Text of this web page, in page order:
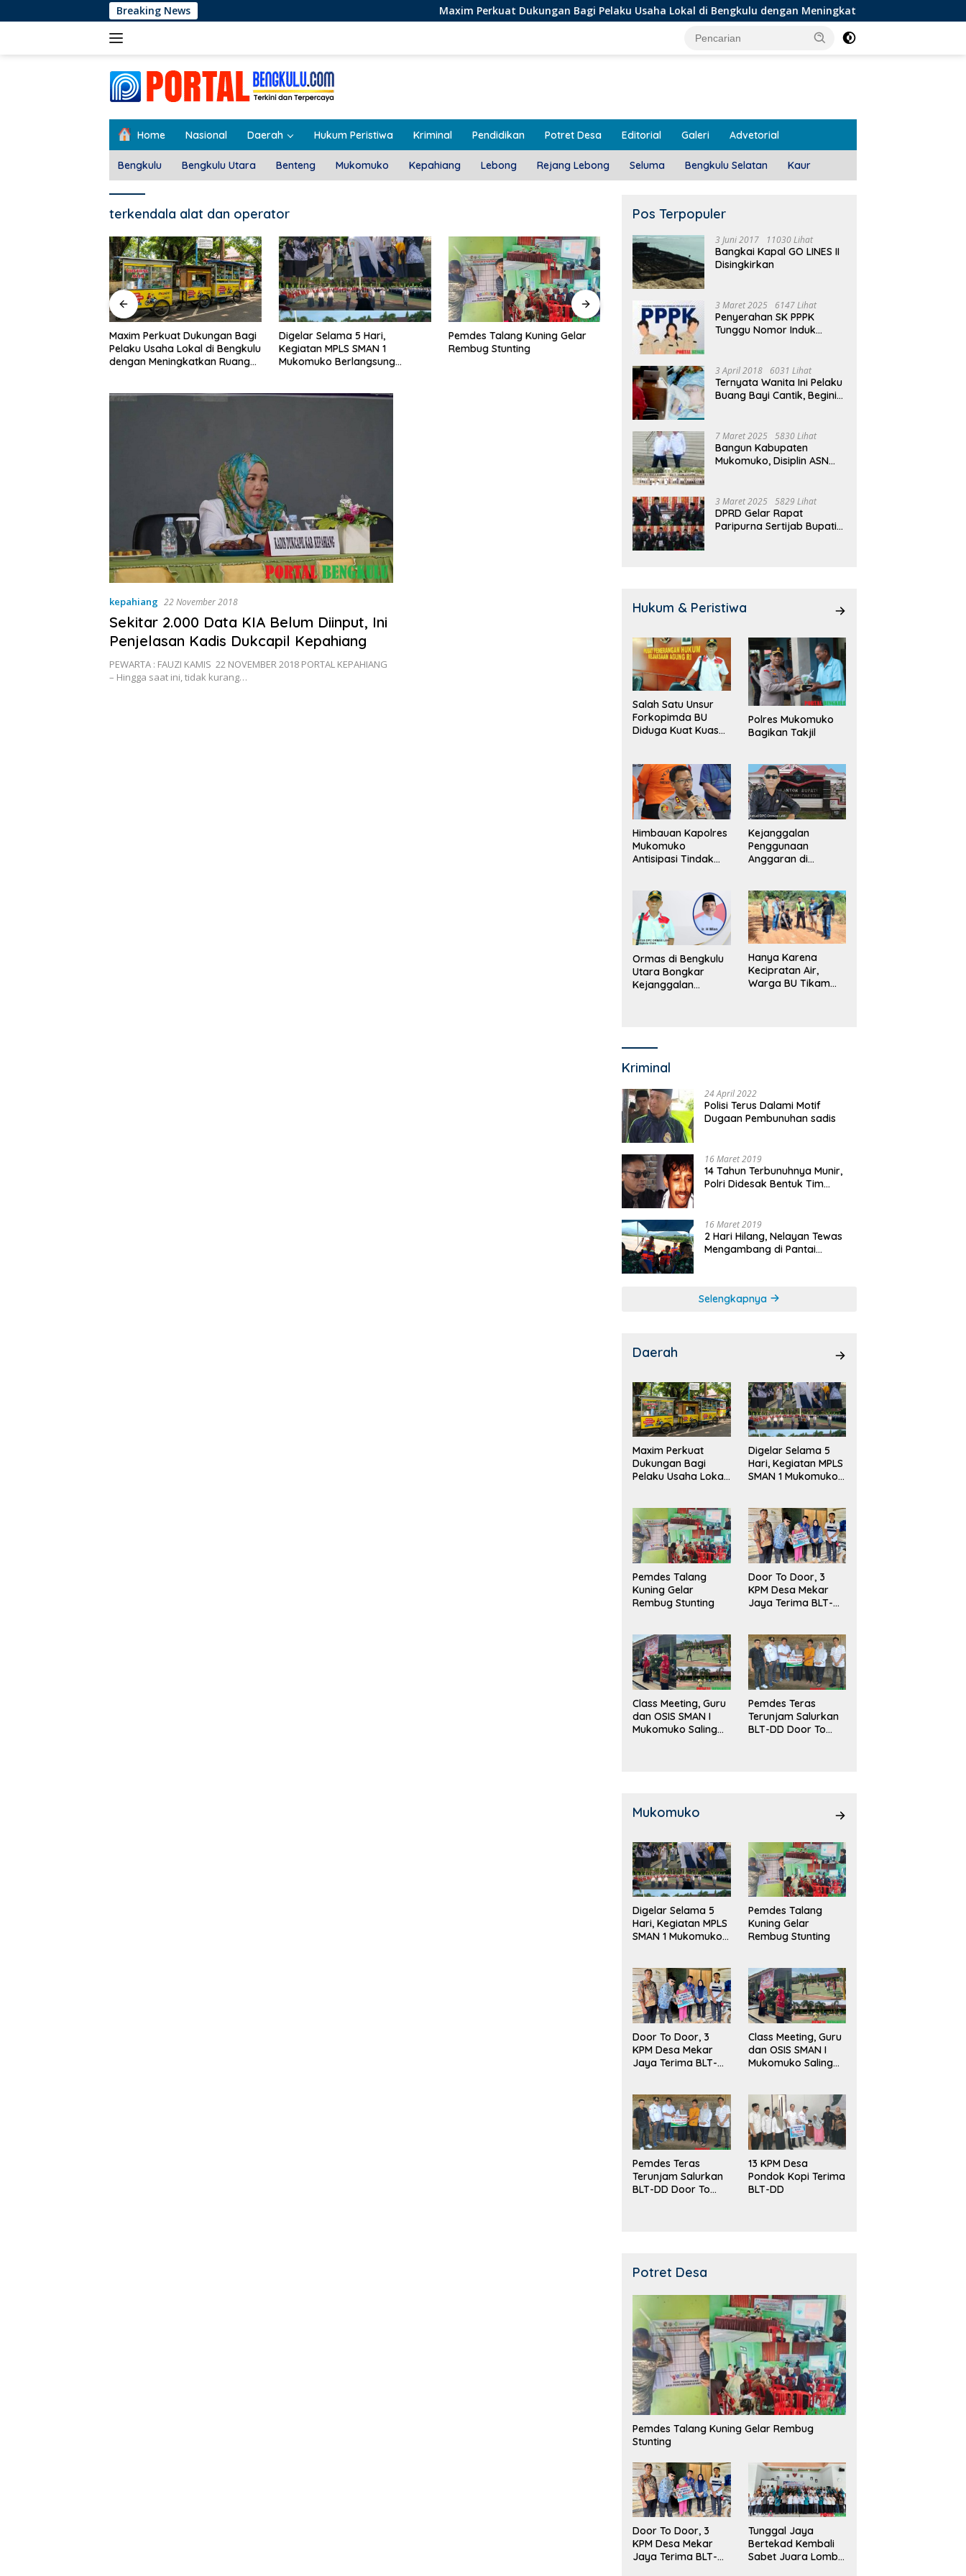
ke
Breaking News Maxim Perkuat Dukungan Bagi Pelaku Usaha Lokal di Bengkulu dengan Meningkatkan Ruang Publik dan Kebersihan Pasar
Home Nasional Daerah Hukum Peristiwa Kriminal Pendidikan Potret Desa Editorial Galeri Advetorial
Bengkulu Bengkulu Utara Benteng Mukomuko Kepahiang Lebong Rejang Lebong Seluma Bengkulu Selatan Kaur
terkendala alat dan operator
Digelar Selama 5 Hari,
Kegiatan MPLS SMAN 1
Mukomuko Berlangsung
Pemdes Talang Kuning Gelar
Rembug Stunting
Door To Door, 3 KPM Desa
Mekar Jaya Terima BLT-DD!
Class Meeting, Guru dan OSIS
SMAN I Mukomuko Saling
Pemdes Teras Terunjam
kepahiang 22 November 2018
Sekitar 2.000 Data KIA Belum Diinput, Ini
Penjelasan Kadis Dukcapil Kepahiang
PEWARTA : FAUZI KAMIS 22 NOVEMBER 2018 PORTAL KEPAHIANG
– Hingga saat ini, tidak kurang…
Pos Terpopuler
3 Juni 2017 11030 Lihat
Bangkai Kapal GO LINES II
Disingkirkan
3 Maret 2025 6147 Lihat
Penyerahan SK PPPK
Tunggu Nomor Induk
3 April 2018 6031 Lihat
Ternyata Wanita Ini Pelaku
Buang Bayi Cantik, Begini
7 Maret 2025 5830 Lihat
Bangun Kabupaten
Mukomuko, Disiplin ASN
3 Maret 2025 5829 Lihat
DPRD Gelar Rapat
Paripurna Sertijab Bupati
Hukum & Peristiwa
Salah Satu Unsur
Forkopimda BU
Diduga Kuat Kuasai
Laki Lapor
Kejagung
Polres Mukomuko
Bagikan Takjil
Himbauan Kapolres
Mukomuko
Antisipasi Tindak
Orang
Kejanggalan
Penggunaan
Anggaran di
Bakal Dibongkar
Ormas di Bengkulu
Utara Bongkar
Kejanggalan
Hanya Karena
Kecipratan Air,
Warga BU Tikam
Kriminal
24 April 2022
Polisi Terus Dalami Motif
Dugaan Pembunuhan sadis
16 Maret 2019
14 Tahun Terbunuhnya Munir,
Polri Didesak Bentuk Tim
16 Maret 2019
2 Hari Hilang, Nelayan Tewas
Mengambang di Pantai
Selengkapnya
Daerah
Maxim Perkuat
Dukungan Bagi
Pelaku Usaha Lokal
Ruang Publik dan
Kebersihan Pasar
Digelar Selama 5
Hari, Kegiatan MPLS
SMAN 1 Mukomuko
Pemdes Talang
Kuning Gelar
Rembug Stunting
Door To Door, 3
KPM Desa Mekar
Jaya Terima BLT-
Class Meeting, Guru
dan OSIS SMAN I
Mukomuko Saling
Pemdes Teras
Terunjam Salurkan
BLT-DD Door To
Mukomuko
Digelar Selama 5
Hari, Kegiatan MPLS
SMAN 1 Mukomuko
Pemdes Talang
Kuning Gelar
Rembug Stunting
Door To Door, 3
KPM Desa Mekar
Jaya Terima BLT-
Class Meeting, Guru
dan OSIS SMAN I
Mukomuko Saling
Pemdes Teras
Terunjam Salurkan
BLT-DD Door To
13 KPM Desa
Pondok Kopi Terima
BLT-DD
Potret Desa
Pemdes Talang Kuning Gelar Rembug
Stunting
Door To Door, 3
KPM Desa Mekar
Jaya Terima BLT-
Tunggal Jaya
Bertekad Kembali
Sabet Juara Lomba